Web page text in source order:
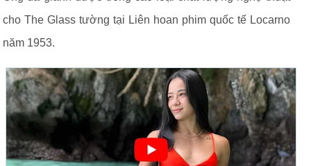
cho The Glass tường tại Liên hoan phim quốc tế Locarno
năm 1953.